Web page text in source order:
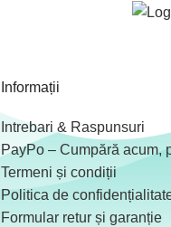
Informații
Intrebari & Raspunsuri
PayPo – Cumpără acum,
Termeni și condiții
Politica de
Formular retur și garanție